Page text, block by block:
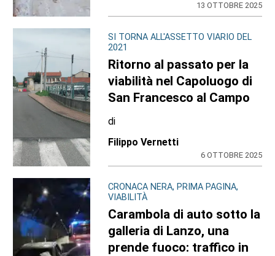
13 OTTOBRE 2025
SI TORNA ALL'ASSETTO VIARIO DEL
2021
Ritorno al passato per la
viabilità nel Capoluogo di
San Francesco al Campo
di
Filippo Vernetti
6 OTTOBRE 2025
CRONACA NERA, PRIMA PAGINA,
VIABILITÀ
Carambola di auto sotto la
galleria di Lanzo, una
prende fuoco: traffico in